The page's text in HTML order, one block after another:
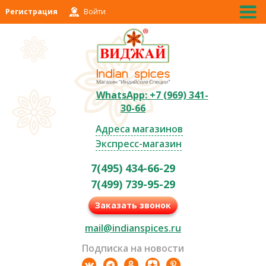
Регистрация Войти
WhatsApp: +7 (969) 341-
30-66
Адреса магазинов
Экспресс-магазин
7(495) 434-66-29
7(499) 739-95-29
Заказать звонок
mail@indianspices.ru
Подписка на новости